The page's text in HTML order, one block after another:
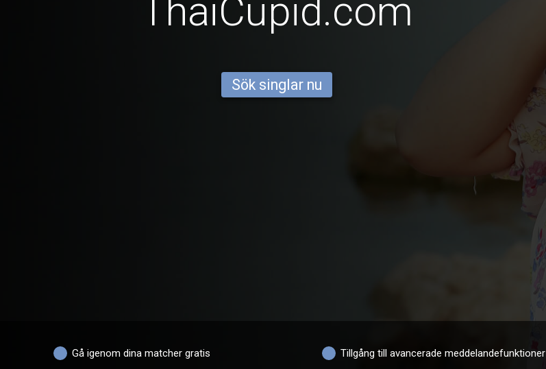
ThaiCupid.com
Sök singlar nu
Gå igenom dina matcher gratis Tillgång till avancerade meddelandefunktioner